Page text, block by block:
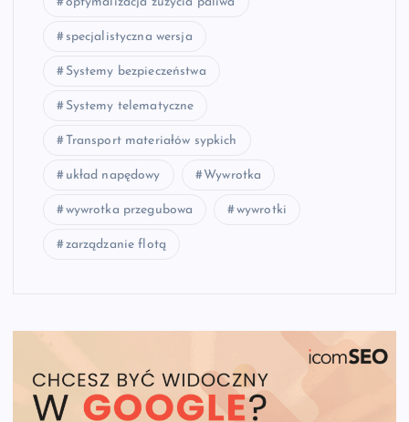
specjalistyczna wersja
Systemy bezpieczeństwa
Systemy telematyczne
Transport materiałów sypkich
układ napędowy Wywrotka
wywrotka przegubowa wywrotki
zarządzanie flotą